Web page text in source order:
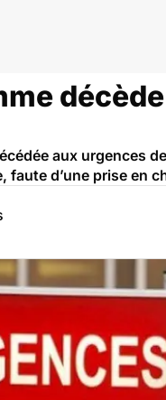
aux urgences
d’une prise en